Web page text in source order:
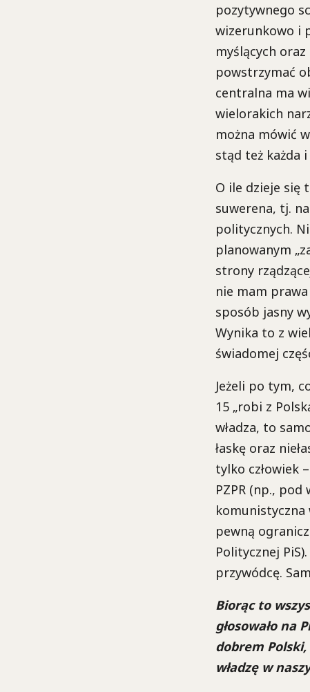
pozytywnego
wizerunkowo i
myślących
powstrzymać
centralna ma
wielorakich
można mówić
stąd też każda
O ile dzieje się
suwerena, tj.
politycznych.
planowanym
strony
nie mam
sposób jasny
Wynika to z
świadomej
Jeżeli po tym,
15 „robi z
władza, to
łaskę oraz
tylko człowiek
PZPR (np.,
komunistyczna
pewną
Politycznej
przywódcę.
Biorąc to
głosowało na
dobrem
władzę w